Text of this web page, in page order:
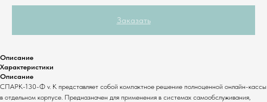
Заказать
Описание
Характеристики
Описание
СПАРК-130-Ф v. K представляет собой компактное решение полноценной онлайн-кассы
в отдельном корпусе. Предназначен для применения в системах самообслуживания,